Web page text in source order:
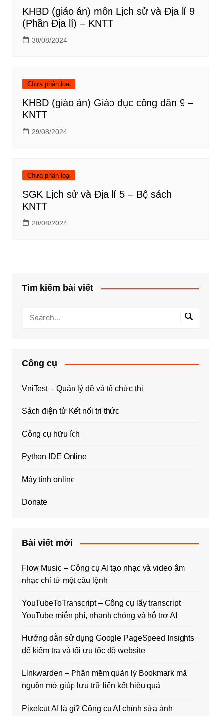
KHBD (giáo án) môn Lịch sử và Địa lí 9
(Phần Địa lí) – KNTT
30/08/2024
Chưa phân loại
KHBD (giáo án) Giáo dục công dân 9 –
KNTT
29/08/2024
Chưa phân loại
SGK Lịch sử và Địa lí 5 – Bộ sách
KNTT
20/08/2024
Tìm kiếm bài viết
Công cụ
VniTest – Quản lý đề và tổ chức thi
Sách điện tử Kết nối tri thức
Công cụ hữu ích
Python IDE Online
Máy tính online
Donate
Bài viết mới
Flow Music – Công cụ AI tạo nhạc và video âm
nhạc chỉ từ một câu lệnh
YouTubeToTranscript – Công cụ lấy transcript
YouTube miễn phí, nhanh chóng và hỗ trợ AI
Hướng dẫn sử dụng Google PageSpeed Insights
để kiểm tra và tối ưu tốc độ website
Linkwarden – Phần mềm quản lý Bookmark mã
nguồn mở giúp lưu trữ liên kết hiệu quả
Pixelcut AI là gì? Công cụ AI chỉnh sửa ảnh